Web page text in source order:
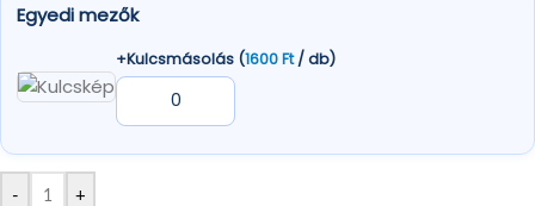
Egyedi mezők
+Kulcsmásolás (1600Ft/ db)
- +